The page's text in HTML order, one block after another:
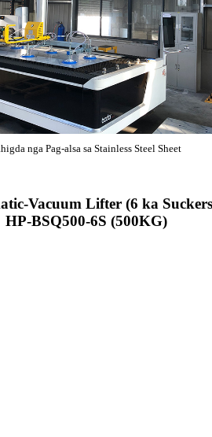
nga Pag-alsa sa Stainless Steel Sheet
Vacuum Lifter (6 ka
HP-BSQ500-6S (500KG)